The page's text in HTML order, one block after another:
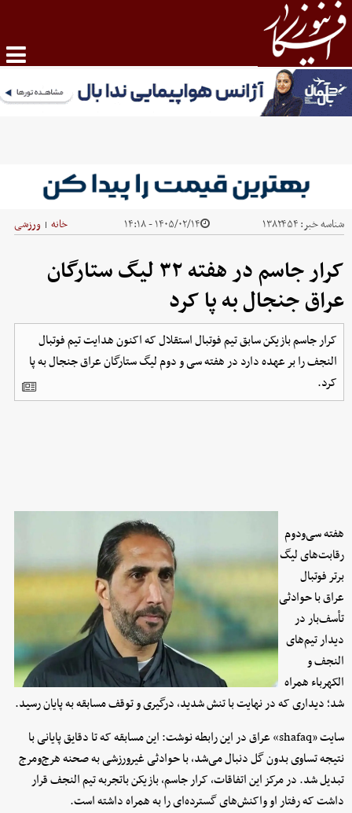
شناسه خبر:۱۳۸۲۴۵۴ ۱۴۰۵/۰۲/۱۴ - ۱۴:۱۸ خانه | ورزشی
کرار جاسم در هفته ۳۲ لیگ ستارگان
عراق جنجال به پا کرد
کرار جاسم بازیکن سابق تیم فوتبال استقلال که اکنون هدایت تیم فوتبال
النجف را بر عهده دارد در هفته سی و دوم لیگ ستارگان عراق جنجال به پا
کرد.
هفته سی‌ودوم
رقابت‌های لیگ
برتر فوتبال
عراق با حوادثی
تأسف‌بار در
دیدار تیم‌های
النجف و
الکهرباء همراه
شد؛ دیداری که در نهایت با تنش شدید، درگیری و توقف مسابقه به پایان رسید.
سایت «shafaq» عراق در این رابطه نوشت: این مسابقه که تا دقایق پایانی با
نتیجه تساوی بدون گل دنبال می‌شد، با حوادثی غیرورزشی به صحنه هرج‌ومرج
تبدیل شد. در مرکز این اتفاقات، کرار جاسم، بازیکن باتجربه تیم النجف قرار
داشت که رفتار او واکنش‌های گسترده‌ای را به همراه داشته است.